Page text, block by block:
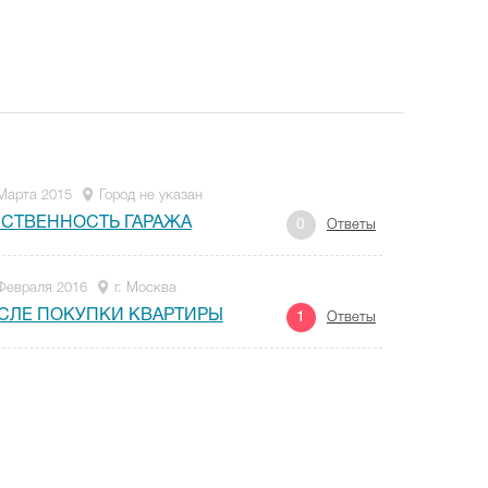
2015 Город не указан
ГАРАЖА 0 Ответы
2016 г. Москва
ПОКУПКИ КВАРТИРЫ 1 Ответы